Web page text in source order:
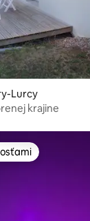
Lurcy
krajine
hosťami